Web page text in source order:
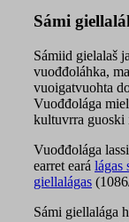
Sámi
Sámiid gielalaš
vuođđoláhka,
vuoigatvuohta
Vuođđolága
kultuvrra guoski
Vuođđolága
earret eará lágas
giellalágas
Sámi giellalága